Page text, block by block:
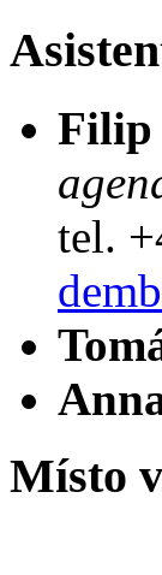
Filip
tel.
Místo